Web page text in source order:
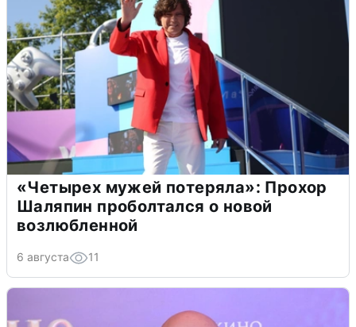
«Четырех мужей потеряла»: Прохор
Шаляпин проболтался о новой
возлюбленной
6 августа 11